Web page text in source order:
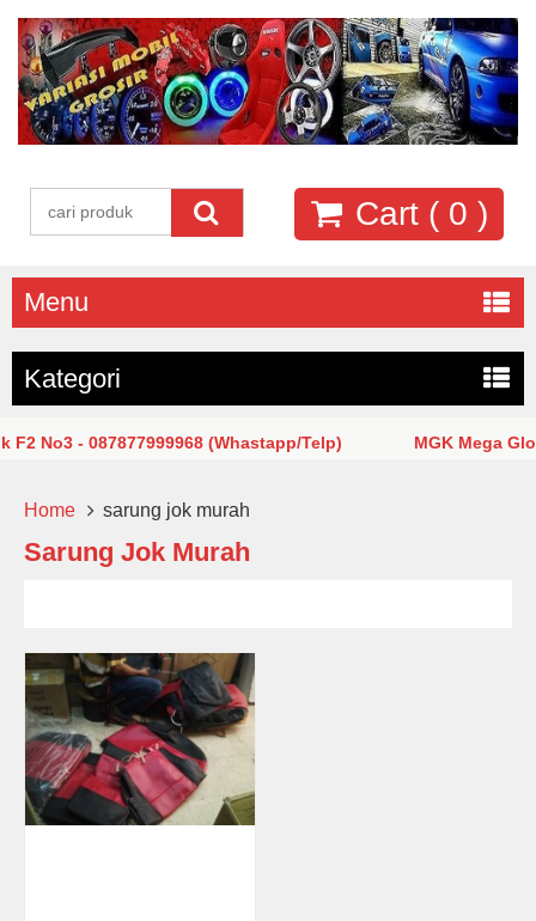
Cart ( 0 )
Menu
Kategori
No3 - 087877999968 (Whastapp/Telp) MGK Mega
Home sarung jok murah
Sarung Jok Murah